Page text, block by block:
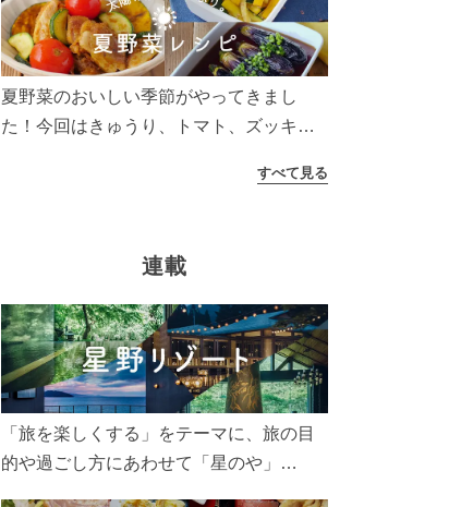
う！
夏野菜のおいしい季節がやってきまし
た！今回はきゅうり、トマト、ズッキー
太陽の光をたっぷりあびた夏野菜は栄養
すべて見る
連載
「旅を楽しくする」をテーマに、旅の目
的や過ごし方にあわせて「星のや」